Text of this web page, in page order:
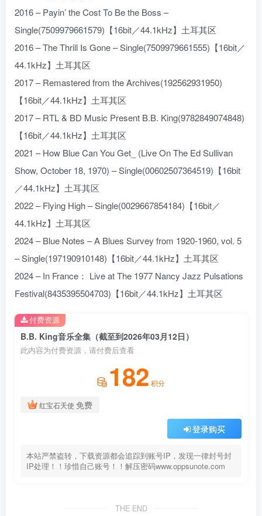
2016 – Payin’ the Cost To Be the Boss –
Single(7509979661579)【16bit／44.1kHz】土耳其区
2016 – The Thrill Is Gone – Single(7509979661555)【16bit／
44.1kHz】土耳其区
2017 – Remastered from the Archives(192562931950)
【16bit／44.1kHz】土耳其区
2017 – RTL & BD Music Present B.B. King(9782849074848)
【16bit／44.1kHz】土耳其区
2021 – How Blue Can You Get_ (Live On The Ed Sullivan
Show, October 18, 1970) – Single(00602507364519)【16bit
／44.1kHz】土耳其区
2022 – Flying High – Single(0029667854184)【16bit／
44.1kHz】土耳其区
2024 – Blue Notes – A Blues Survey from 1920-1960, vol. 5
– Single(197190910148)【16bit／44.1kHz】土耳其区
2024 – In France： Live at The 1977 Nancy Jazz Pulsations
Festival(8435395504703)【16bit／44.1kHz】土耳其区
B.B. King音乐全集（截至到2026年03月12日）
此内容为付费资源，请付费后查看
182 积分
红宝石天使 免费
登录购买
本站严禁盗转，下载资源都会追踪到账号IP，发现一律封号封
IP处理！！珍惜自己账号！！解压密码www.oppsunote.com
付费资源
THE END